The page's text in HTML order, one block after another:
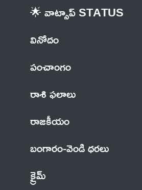
🌟 వాట్సాప్ STATUS
వినోదం
పంచాంగం
రాశి ఫలాలు
రాజకీయం
బంగారం-వెండి ధరలు
క్రైమ్